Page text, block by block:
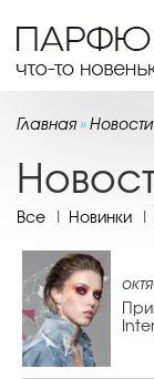
Главная»Новости
Все Новинки